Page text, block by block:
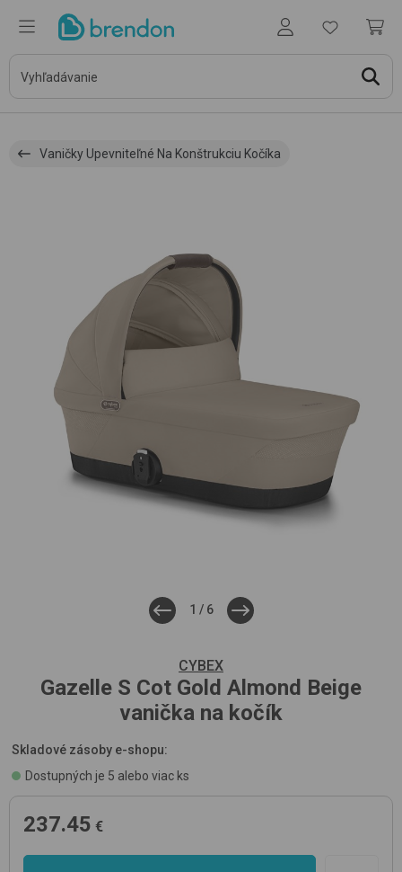
Vaničky Upevniteľné Na Konštrukciu Kočíka
1 / 6
CYBEX
Gazelle S Cot Gold Almond Beige
vanička na kočík
Skladové zásoby e-shopu:
Dostupných je 5 alebo viac ks
237.45 €